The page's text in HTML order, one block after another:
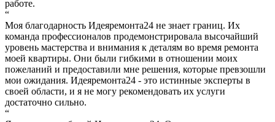
работе.
“
Моя благодарность Идеяремонта24 не знает границ. Их
команда профессионалов продемонстрировала высочайший
уровень мастерства и внимания к деталям во время ремонта
моей квартиры. Они были гибкими в отношении моих
пожеланий и предоставили мне решения, которые превзошли
мои ожидания. Идеяремонта24 - это истинные эксперты в
своей области, и я не могу рекомендовать их услуги
достаточно сильно.
“